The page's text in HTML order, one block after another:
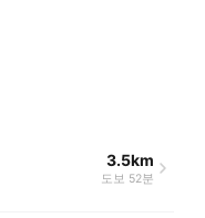
3.5km
도보 52분